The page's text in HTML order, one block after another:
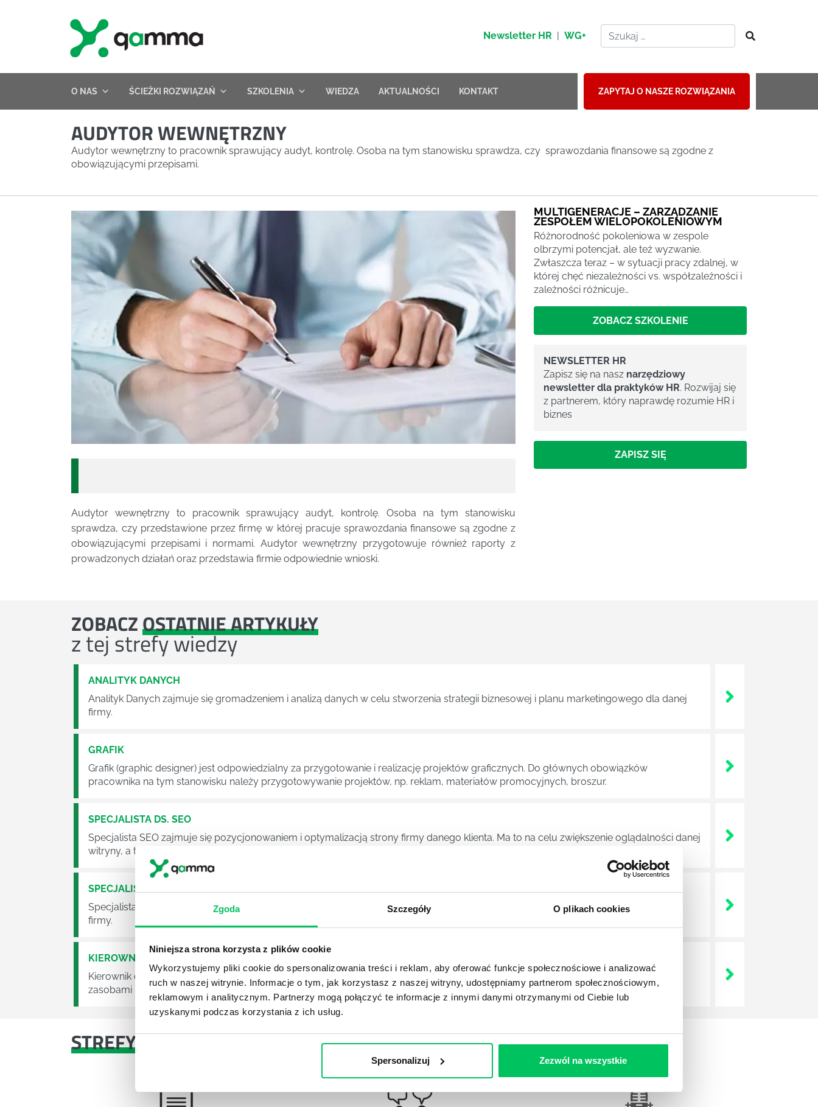
Zgoda Szczegóły O plikach cookies
Niniejsza strona korzysta z plików cookie
Wykorzystujemy pliki cookie do spersonalizowania treści i reklam, aby oferować funkcje społecznościowe i analizować
ruch w naszej witrynie. Informacje o tym, jak korzystasz z naszej witryny, udostępniamy partnerom społecznościowym,
reklamowym i analitycznym. Partnerzy mogą połączyć te informacje z innymi danymi otrzymanymi od Ciebie lub
uzyskanymi podczas korzystania z ich usług.
Spersonalizuj Zezwól na wszystkie
Newsletter HR | WG+
O NAS ŚCIEŻKI ROZWIĄZAŃ SZKOLENIA WIEDZA AKTUALNOŚCI KONTAKT ZAPYTAJ O NASZE ROZWIĄZANIA
AUDYTOR WEWNĘTRZNY
Audytor wewnętrzny to pracownik sprawujący audyt, kontrolę. Osoba na tym stanowisku sprawdza, czy sprawozdania finansowe są zgodne z
obowiązującymi przepisami.
Audytor wewnętrzny to pracownik sprawujący audyt, kontrolę. Osoba na tym stanowisku
sprawdza, czy przedstawione przez firmę w której pracuje sprawozdania finansowe są zgodne z
obowiązującymi przepisami i normami. Audytor wewnętrzny przygotowuje również raporty z
prowadzonych działań oraz przedstawia firmie odpowiednie wnioski.
MULTIGENERACJE – ZARZĄDZANIE
ZESPOŁEM WIELOPOKOLENIOWYM
Różnorodność pokoleniowa w zespole
olbrzymi potencjał, ale też wyzwanie.
Zwłaszcza teraz – w sytuacji pracy zdalnej, w
której chęć niezależności vs. współzależności i
zależności różnicuje…
ZOBACZ SZKOLENIE
NEWSLETTER HR
Zapisz się na nasz narzędziowy
newsletter dla praktyków HR. Rozwijaj się
z partnerem, który naprawdę rozumie HR i
biznes
ZAPISZ SIĘ
ZOBACZOSTATNIE ARTYKUŁY
z tej strefy wiedzy
ANALITYK DANYCH
Analityk Danych zajmuje się gromadzeniem i analizą danych w celu stworzenia strategii biznesowej i planu marketingowego dla danej
firmy.
GRAFIK
Grafik (graphic designer) jest odpowiedzialny za przygotowanie i realizację projektów graficznych. Do głównych obowiązków
pracownika na tym stanowisku należy przygotowywanie projektów, np. reklam, materiałów promocyjnych, broszur.
SPECJALISTA DS. SEO
Specjalista SEO zajmuje się pozycjonowaniem i optymalizacją strony firmy danego klienta. Ma to na celu zwiększenie oglądalności danej
witryny, a tym samym maksymalizację zysków firmy.
SPECJALISTA DS. SEM
Specjalista SEM to osoba odpowiedzialna za działania marketingowe związane z reklamą i promowaniem witryny internetowej danej
firmy.
KIEROWNIK DS. PERSONALNYCH (HR MANAGER)
Kierownik ds. Personalnych (HR Manager) to osoba zajmująca się nadzorem, kontrolą i planowaniem wszystkich prac związanych z
zasobami ludzkimi w przedsiębiorstwie.
STREFY WIEDZY